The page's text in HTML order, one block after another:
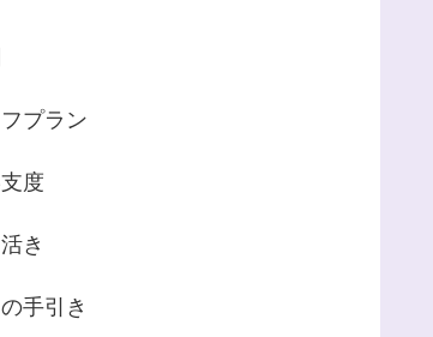
プラン
度
き
手引き